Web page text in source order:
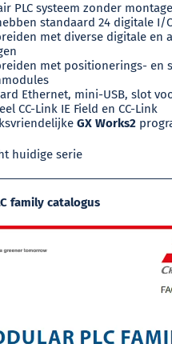
PLC systeem zonder
hebben standaard 24 digitale I/
met diverse digitale en
met positionerings- en
Ethernet, mini-USB, slot
CC-Link IE Field en CC-Link
GX Works2
huidige serie
family catalogus